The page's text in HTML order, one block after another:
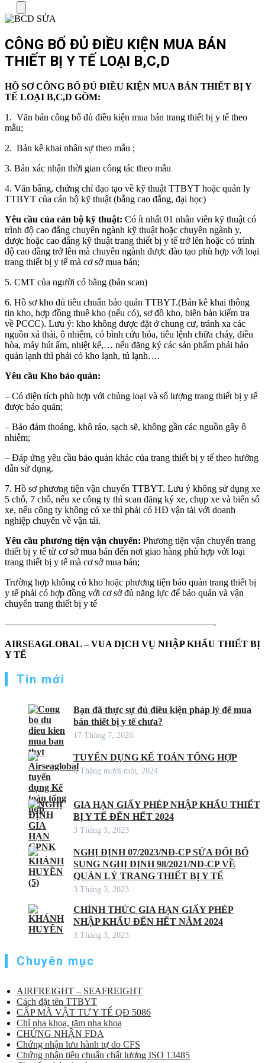
CÔNG BỐ ĐỦ ĐIỀU KIỆN MUA BÁN
THIẾT BỊ Y TẾ LOẠI B,C,D
HỒ SƠ CÔNG BỐ ĐỦ ĐIỀU KIỆN MUA BÁN THIẾT BỊ Y
TẾ LOẠI B,C,D GỒM:
1. Văn bản công bố đủ điều kiện mua bán trang thiết bị y tế theo
mẫu;
2. Bản kê khai nhân sự theo mẫu ;
3. Bản xác nhận thời gian công tác theo mẫu
4. Văn bằng, chứng chỉ đạo tạo về kỹ thuật TTBYT hoặc quản ly
TTBYT của cán bộ kỹ thuật (bằng cao đẳng, đại học)
Yêu cầu của cán bộ kỹ thuật: Có ít nhất 01 nhân viên kỹ thuật có
trình độ cao đẳng chuyên ngành kỹ thuật hoặc chuyên ngành y,
dược hoặc cao đẳng kỹ thuật trang thiết bị y tế trở lên hoặc có trình
độ cao đẳng trở lên mà chuyên ngành được đào tạo phù hợp với loại
trang thiết bị y tế mà cơ sở mua bán;
5. CMT của người có bằng (bản scan)
6. Hồ sơ kho đủ tiêu chuẩn bảo quản TTBYT.(Bản kê khai thông
tin kho, hợp đồng thuê kho (nếu có), sơ đồ kho, biên bản kiểm tra
về PCCC). Lưu ý: kho không được đặt ở chung cư, tránh xa các
nguồn xả thải, ô nhiễm, có bình cứu hỏa, tiêu lệnh chữa cháy, điều
hòa, máy hút ẩm, nhiệt kế,… nếu đăng ký các sản phẩm phải bảo
quản lạnh thì phải có kho lạnh, tủ lạnh….
Yêu cầu Kho bảo quản:
– Có diện tích phù hợp với chủng loại và số lượng trang thiết bị y tế
được bảo quản;
– Bảo đảm thoáng, khô ráo, sạch sẽ, không gần các nguồn gây ô
nhiễm;
– Đáp ứng yêu cầu bảo quản khác của trang thiết bị y tế theo hướng
dẫn sử dụng.
7. Hồ sơ phương tiện vận chuyển TTBYT. Lưu ý không sử dụng xe
5 chỗ, 7 chỗ, nếu xe công ty thì scan đăng ký xe, chụp xe và biển số
xe, nếu công ty không có xe thì phải có HĐ vận tải với doanh
nghiệp chuyên về vận tải.
Yêu cầu phương tiện vận chuyển: Phương tiện vận chuyển trang
thiết bị y tế từ cơ sở mua bán đến nơi giao hàng phù hợp với loại
trang thiết bị y tế mà cơ sở mua bán;
Trường hợp không có kho hoặc phương tiện bảo quản trang thiết bị
y tế phải có hợp đồng với cơ sở đủ năng lực để bảo quản và vận
chuyển trang thiết bị y tế
——————————————————————-
AIRSEAGLOBAL – VUA DỊCH VỤ NHẬP KHẨU THIẾT BỊ
Y TẾ
Tin mới
Bạn đã thực sự đủ điều kiện pháp lý để mua
bán thiết bị y tế chưa?
17 Tháng 7, 2026
TUYỂN DỤNG KẾ TOÁN TỔNG HỢP
6 Tháng mười một, 2024
GIA HẠN GIẤY PHÉP NHẬP KHẨU THIẾT
BỊ Y TẾ ĐẾN HẾT 2024
3 Tháng 3, 2023
NGHỊ ĐỊNH 07/2023/NĐ-CP SỬA ĐỔI BỔ
SUNG NGHỊ ĐỊNH 98/2021/NĐ-CP VỀ
QUẢN LÝ TRANG THIẾT BỊ Y TẾ
3 Tháng 3, 2023
CHÍNH THỨC GIA HẠN GIẤY PHÉP
NHẬP KHẨU ĐẾN HẾT NĂM 2024
3 Tháng 3, 2023
Chuyên mục
AIRFREIGHT – SEAFREIGHT
Cách đặt tên TTBYT
CẤP MÃ VẬT TƯ Y TẾ QĐ 5086
Chỉ nha khoa, tăm nha khoa
CHỨNG NHẬN FDA
Chứng nhận lưu hành tự do CFS
Chứng nhận tiêu chuẩn chất lượng ISO 13485